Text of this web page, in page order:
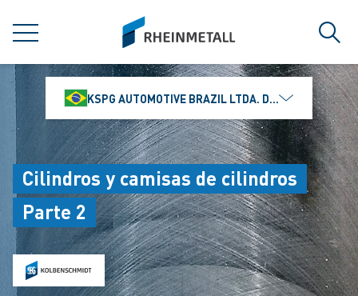
MENÚ
siteLogo
KSPG AUTOMOTIVE BRAZIL LTDA. DIVISÃO MS
Cilindros y camisas de cilindros
Parte 2